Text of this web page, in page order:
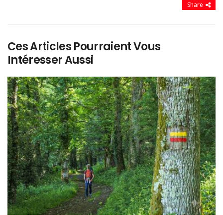
Share
Ces Articles Pourraient Vous
Intéresser Aussi